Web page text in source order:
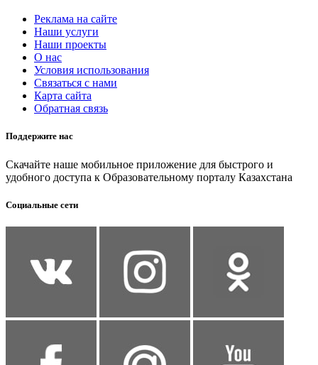
Реклама на сайте
Наши услуги
Наши проекты
О нас
Условия использования
Связаться с нами
Карта сайта
Обратная связь
Поддержите нас
Скачайте наше мобильное приложение для быстрого и
удобного доступа к Образовательному порталу Казахстана
Социальные сети